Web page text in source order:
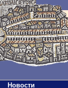
Новости